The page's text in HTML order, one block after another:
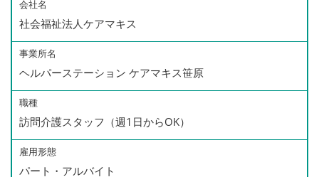
会社名
社会福祉法人ケアマキス
事業所名
ヘルパーステーション ケアマキス笹原
職種
訪問介護スタッフ（週1日からOK）
雇用形態
パート・アルバイト